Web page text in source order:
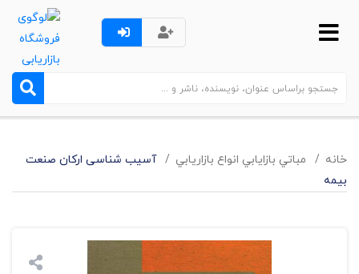
خانه مباتي بازايابي انواع بازاريابي
آسیب شناسی ارکان صنعت
بیمه